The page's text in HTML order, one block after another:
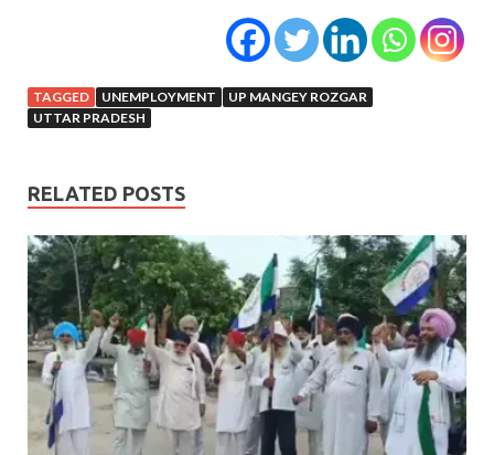
TAGGED UNEMPLOYMENT
UP MANGEY ROZGAR
UTTAR PRADESH
RELATED POSTS